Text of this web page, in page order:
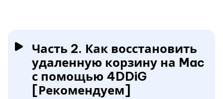
Часть 2. Как восстановить
удаленную корзину на Mac
с помощью 4DDiG
[Рекомендуем]